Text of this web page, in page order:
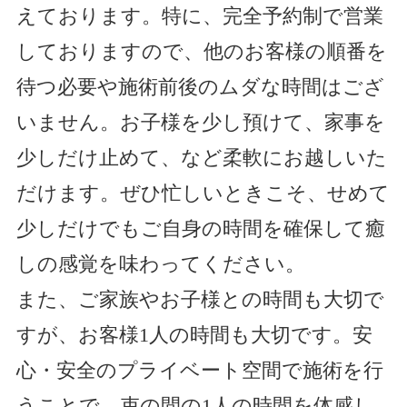
えております。特に、完全予約制で営業
しておりますので、他のお客様の順番を
待つ必要や施術前後のムダな時間はござ
いません。お子様を少し預けて、家事を
少しだけ止めて、など柔軟にお越しいた
だけます。ぜひ忙しいときこそ、せめて
少しだけでもご自身の時間を確保して癒
しの感覚を味わってください。
また、ご家族やお子様との時間も大切で
すが、お客様1人の時間も大切です。安
心・安全のプライベート空間で施術を行